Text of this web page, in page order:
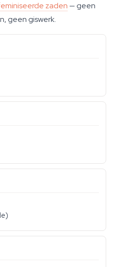
zaden — geen
geen giswerk.